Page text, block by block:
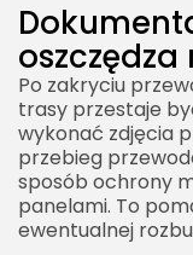
Po zakryciu
trasy przestaje
wykonać zdjęcia
przebieg
sposób ochrony
panelami. To
ewentualnej